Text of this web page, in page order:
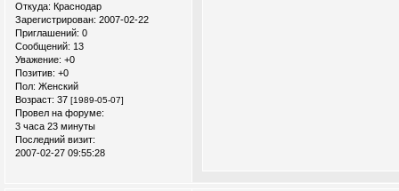
Откуда: Краснодар
Зарегистрирован: 2007-02-22
Приглашений: 0
Сообщений: 13
Уважение: +0
Позитив: +0
Пол: Женский
Возраст: 37 [1989-05-07]
Провел на форуме:
3 часа 23 минуты
Последний визит:
2007-02-27 09:55:28